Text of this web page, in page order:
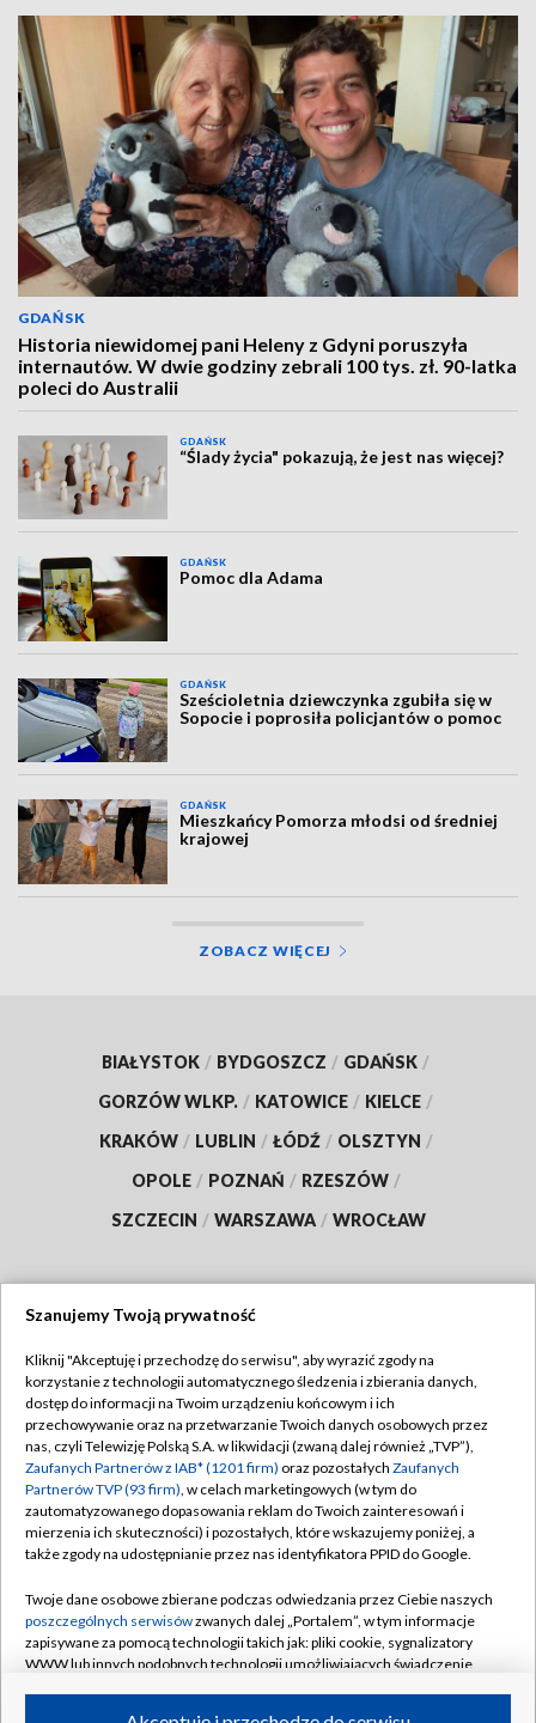
GDAŃSK
Historia niewidomej pani Heleny z Gdyni poruszyła
internautów. W dwie godziny zebrali 100 tys. zł. 90-latka
poleci do Australii
GDAŃSK
“Ślady życia" pokazują, że jest nas więcej?
GDAŃSK
Pomoc dla Adama
GDAŃSK
Sześcioletnia dziewczynka zgubiła się w
Sopocie i poprosiła policjantów o pomoc
GDAŃSK
Mieszkańcy Pomorza młodsi od średniej
krajowej
ZOBACZ WIĘCEJ
BIAŁYSTOK / BYDGOSZCZ / GDAŃSK /
GORZÓW WLKP. / KATOWICE / KIELCE /
KRAKÓW / LUBLIN / ŁÓDŹ / OLSZTYN /
OPOLE / POZNAŃ / RZESZÓW /
SZCZECIN / WARSZAWA / WROCŁAW
TVP
Abonament TVP
Emisja w TVP
Centrum informacji TVP
Naziemna Telewizja Cyfrowa
Rada Programowa
System NOS
Informacje o nadawcy
Regulamin TVP
Polityka prywatności
Moje zgody
Pomoc
Kontakt
Kanały
Szanujemy Twoją prywatność
Kliknij "Akceptuję i przechodzę do serwisu", aby wyrazić zgody na
korzystanie z technologii automatycznego śledzenia i zbierania danych,
dostęp do informacji na Twoim urządzeniu końcowym i ich
przechowywanie oraz na przetwarzanie Twoich danych osobowych przez
nas, czyli Telewizję Polską S.A. w likwidacji (zwaną dalej również „TVP”),
Zaufanych Partnerów z IAB* (1201 firm) oraz pozostałych Zaufanych
Partnerów TVP (93 firm), w celach marketingowych (w tym do
zautomatyzowanego dopasowania reklam do Twoich zainteresowań i
mierzenia ich skuteczności) i pozostałych, które wskazujemy poniżej, a
także zgody na udostępnianie przez nas identyfikatora PPID do Google.
Twoje dane osobowe zbierane podczas odwiedzania przez Ciebie naszych
poszczególnych serwisówzwanych dalej „Portalem”, w tym informacje
zapisywane za pomocą technologii takich jak: pliki cookie, sygnalizatory
WWW lub innych podobnych technologii umożliwiających świadczenie